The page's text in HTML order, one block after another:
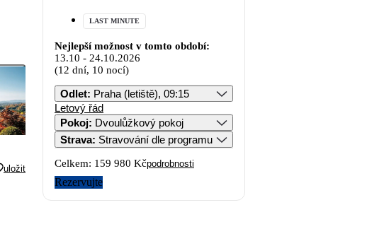
uložit
LAST MINUTE
Nejlepší možnost v tomto období:
13.10 - 24.10.2026
(12 dní, 10 nocí)
Odlet: Praha (letiště), 09:15
Letový řád
Pokoj: Dvoulůžkový pokoj
Strava: Stravování dle programu
Celkem: 159 980 Kčpodrobnosti
Rezervujte